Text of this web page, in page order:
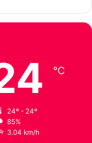
℃
24º - 24º
85%
3.04 km/h